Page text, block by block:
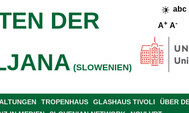
abc
A+ A-
DER
(SLOWENIEN)
TROPENHAUS GLASHAUS TIVOLI
ÜBER